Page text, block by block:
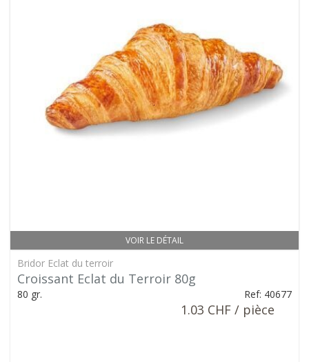
VOIR LE DÉTAIL
Bridor Eclat du terroir
Croissant Eclat du Terroir 80g
80 gr. Ref: 40677
1.03 CHF / pièce